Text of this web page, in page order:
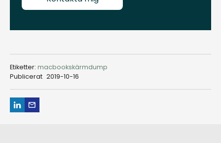
Etiketter: macbookskärmdump
Publicerat 2019-10-16